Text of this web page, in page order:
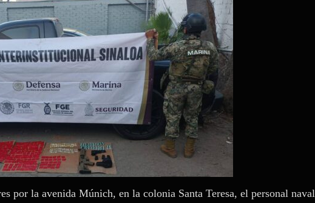
por la avenida Múnich, en la colonia Santa Teresa, el personal naval